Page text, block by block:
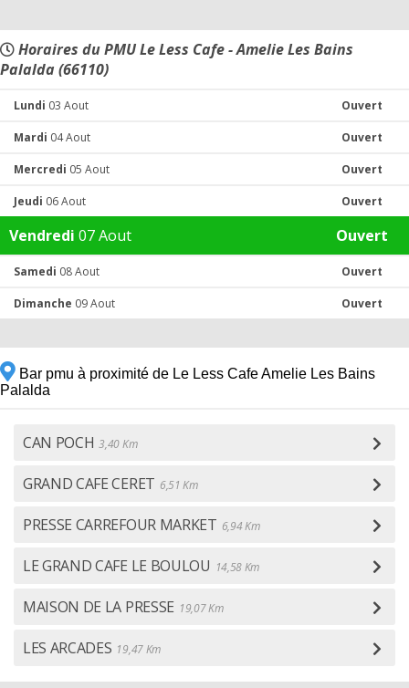
Horaires du PMU Le Less Cafe - Amelie Les Bains
Palalda (66110)
Lundi 03 Aout Ouvert
Mardi 04 Aout Ouvert
Mercredi 05 Aout Ouvert
Jeudi 06 Aout Ouvert
Vendredi 07 Aout Ouvert
Samedi 08 Aout Ouvert
Dimanche 09 Aout Ouvert
Bar pmu à proximité de Le Less Cafe Amelie Les Bains
Palalda
CAN POCH 3,40 Km
GRAND CAFE CERET 6,51 Km
PRESSE CARREFOUR MARKET 6,94 Km
LE GRAND CAFE LE BOULOU 14,58 Km
MAISON DE LA PRESSE 19,07 Km
LES ARCADES 19,47 Km